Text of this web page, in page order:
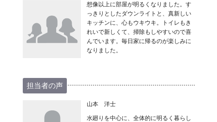
想像以上に部屋が明るくなりました。す
っきりとしたダウンライトと、真新しい
キッチンに、心もウキウキ。トイレもき
れいで新しくて、掃除もしやすいので喜
んでいます。毎日家に帰るのが楽しみに
なりました。
担当者の声
山本 洋士
水廻りを中心に、全体的に明るく暮らし